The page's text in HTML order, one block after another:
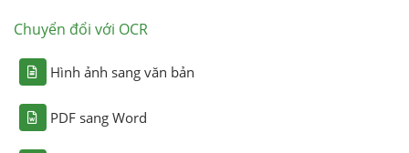
Chuyển đổi với OCR
Hình ảnh sang văn bản
PDF sang Word